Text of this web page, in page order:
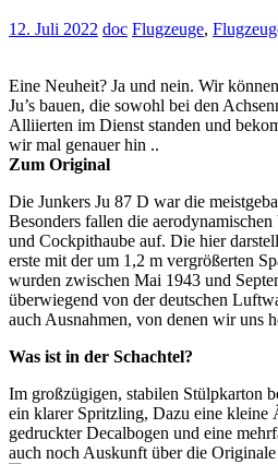
12. Juli 2022 doc Flugzeuge,
Eine Neuheit? Ja und nein. Wir
Ju’s bauen, die sowohl bei den
Alliierten im Dienst standen und
wir mal genauer hin ..
Zum Original
Die Junkers Ju 87 D war die
Besonders fallen die
und Cockpithaube auf. Die hier
erste mit der um 1,2 m vergrößerten
wurden zwischen Mai 1943 und
überwiegend von der deutschen
auch Ausnahmen, von denen wir uns
Was ist in der Schachtel?
Im großzügigen, stabilen Stülpkarton
ein klarer Spritzling, Dazu eine kleine
gedruckter Decalbogen und eine
auch noch Auskunft über die